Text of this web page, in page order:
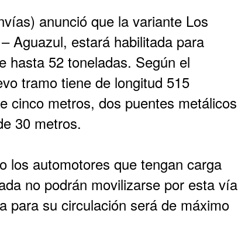
anunció que la variante Los
Aguazul, estará habilitada para
hasta 52 toneladas. Según el
tramo tiene de longitud 515
cinco metros, dos puentes metálicos
30 metros.
los automotores que tengan carga
no podrán movilizarse por esta vía
para su circulación será de máximo